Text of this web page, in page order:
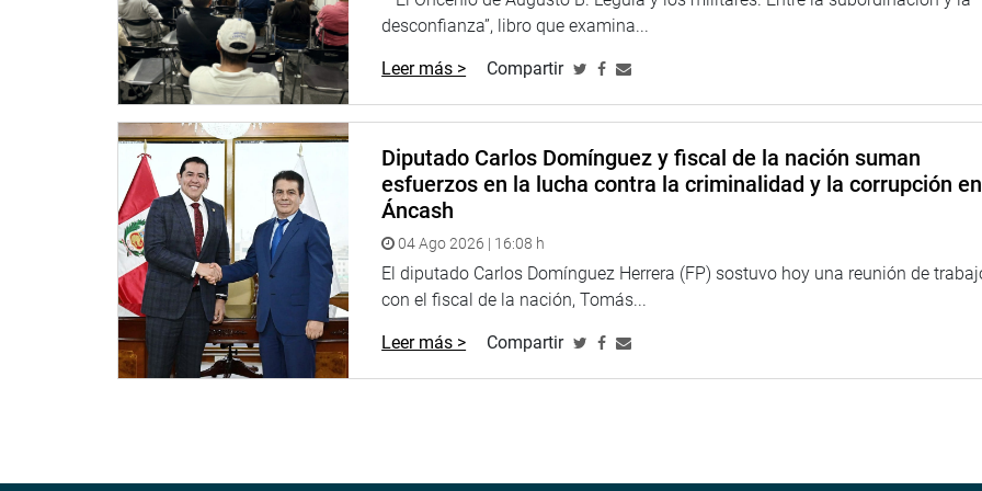
Lima, 30 de noviembre de 2021
DESPACHO CONGRESAL
desconfianza”, libro que examina...
Leer más > Compartir
Diputado Carlos Domínguez y fiscal de la nación suman
esfuerzos en la lucha contra la criminalidad y la corrupción en
Áncash
04 Ago 2026 | 16:08 h
El diputado Carlos Domínguez Herrera (FP) sostuvo hoy una reunión de
con el fiscal de la nación, Tomás...
Leer más > Compartir